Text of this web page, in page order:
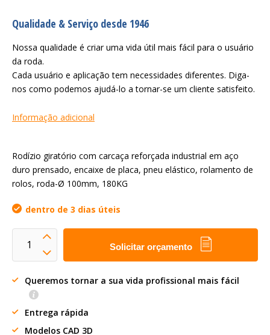
Qualidade & Serviço desde 1946
Nossa qualidade é criar uma vida útil mais fácil para o usuário
da roda.
Cada usuário e aplicação tem necessidades diferentes. Diga-
nos como podemos ajudá-lo a tornar-se um cliente satisfeito.
Informação adicional
Rodízio giratório com carcaça reforçada industrial em aço
duro prensado, encaixe de placa, pneu elástico, rolamento de
rolos, roda-Ø 100mm, 180KG
dentro de 3 dias úteis
Solicitar orçamento
Queremos tornar a sua vida profissional mais fácil
Entrega rápida
Modelos CAD 3D